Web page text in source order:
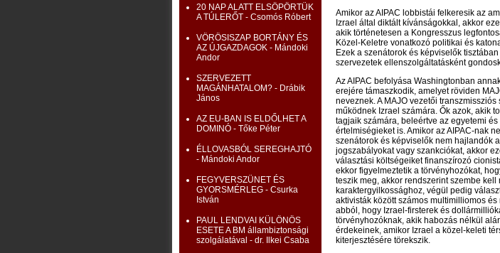
20 NAP ALATT ELSÖPÖRTÜK
A TÚLERŐT - Csomós Róbert
VÖRÖSISZAP BORTÁNY ÉS
AZ ÚJGAZDAGOK - Mándoki
Andor
SZERVEZETT
MAGÁNHATALOM? - Drábik
János
AZ EU-BAN IS ELDŐLHET A
DOMINÓ - Tőke Péter
ÉLLOVASBÓL SEREGHAJTÓ
- Mándoki Andor
FEGYVERSZÜNET ÉS
GYORSMÉRLEG - Csurka
István
PAUL LENDVAI KÜLÖNÖS
ESETE A BM állambiztonsági
szolgálatával - dr. Ilkei Csaba
Amikor az AIPAC lobbistái felkeresik az
Izrael által diktált kívánságokkal, akkor
akik történetesen a Kongresszus
Közel-Keletre vonatkozó politikai és
Ezek a szenátorok és képviselők
szervezetek ellenszolgáltatásként
Az AIPAC befolyása Washingtonban
erejére támaszkodik, amelyet röviden
neveznek. A MAJO vezetői
működnek Izrael számára. Ők azok, akik
tagjaik számára, beleértve az egyetemi
értelmiségieket is. Amikor az AIPAC-nak
szenátorok és képviselők nem hajlandók
jogszabályokat vagy szankciókat, akkor
választási költségeiket finanszírozó
ekkor figyelmeztetik a törvényhozókat,
teszik meg, akkor rendszerint szembe
karaktergyilkossághoz, végül pedig
aktivisták között számos multimilliomos
abból, hogy Izrael-firsterek és
törvényhozóknak, akik habozás nélkül
érdekeinek, amikor Izrael a közel-keleti
kiterjesztésére törekszik.